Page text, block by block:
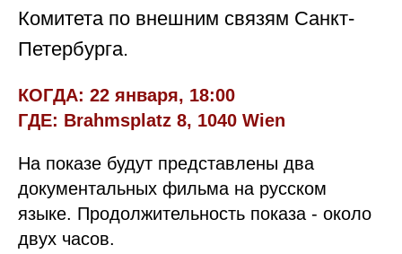
Комитета по внешним связям Санкт-
Петербурга.
КОГДА: 22 января, 18:00
ГДЕ: Brahmsplatz 8, 1040 Wien
На показе будут представлены два
документальных фильма на русском
языке. Продолжительность показа - около
двух часов.